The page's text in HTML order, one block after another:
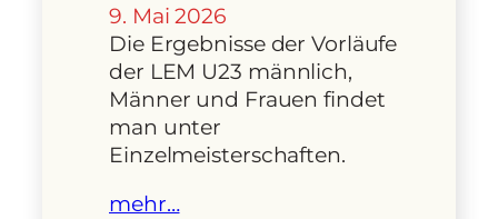
9. Mai 2026
Die Ergebnisse der Vorläufe
der LEM U23 männlich,
Männer und Frauen findet
man unter
Einzelmeisterschaften.
mehr…